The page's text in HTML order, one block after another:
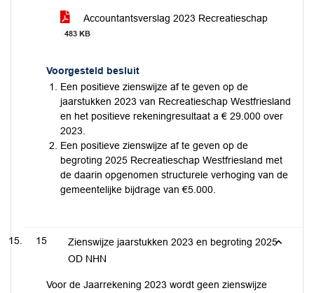
Accountantsverslag 2023 Recreatieschap
483 KB
Voorgesteld besluit
Een positieve zienswijze af te geven op de
jaarstukken 2023 van Recreatieschap Westfriesland
en het positieve rekeningresultaat a € 29.000 over
2023.
Een positieve zienswijze af te geven op de
begroting 2025 Recreatieschap Westfriesland met
de daarin opgenomen structurele verhoging van de
gemeentelijke bijdrage van €5.000.
15
Zienswijze jaarstukken 2023 en begroting 2025
OD NHN
Voor de Jaarrekening 2023 wordt geen zienswijze